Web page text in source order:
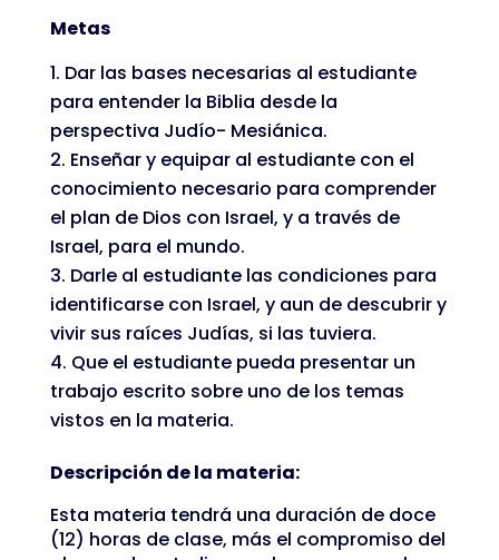
Metas
Dar las bases necesarias al estudiante
para entender la Biblia desde la
perspectiva Judío- Mesiánica.
Enseñar y equipar al estudiante con el
conocimiento necesario para comprender
el plan de Dios con Israel, y a través de
Israel, para el mundo.
Darle al estudiante las condiciones para
identificarse con Israel, y aun de descubrir y
vivir sus raíces Judías, si las tuviera.
Que el estudiante pueda presentar un
trabajo escrito sobre uno de los temas
vistos en la materia.
Descripción de la materia:
Esta materia tendrá una duración de doce
(12) horas de clase, más el compromiso del